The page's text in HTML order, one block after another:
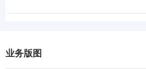
业务版图